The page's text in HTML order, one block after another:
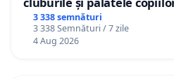
3 338 semnături
3 338 Semnături / 7 zile
4 Aug 2026